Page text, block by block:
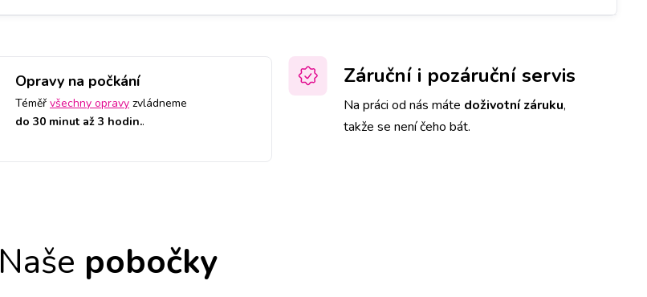
Opravy na počkání
Téměř všechny opravy zvládneme
do 30 minut až 3 hodin..
Záruční i pozáruční servis
Na práci od nás máte doživotní záruku,
takže se není čeho bát.
Naše pobočky